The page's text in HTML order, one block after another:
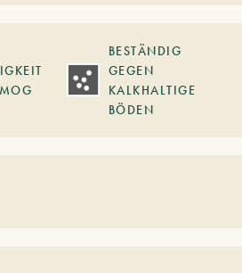
BESTÄNDIG
GEGEN
KALKHALTIGE
BÖDEN